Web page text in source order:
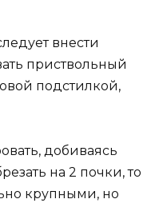
внести
приствольный
подстилкой,
добиваясь
на 2 почки, то
крупными, но